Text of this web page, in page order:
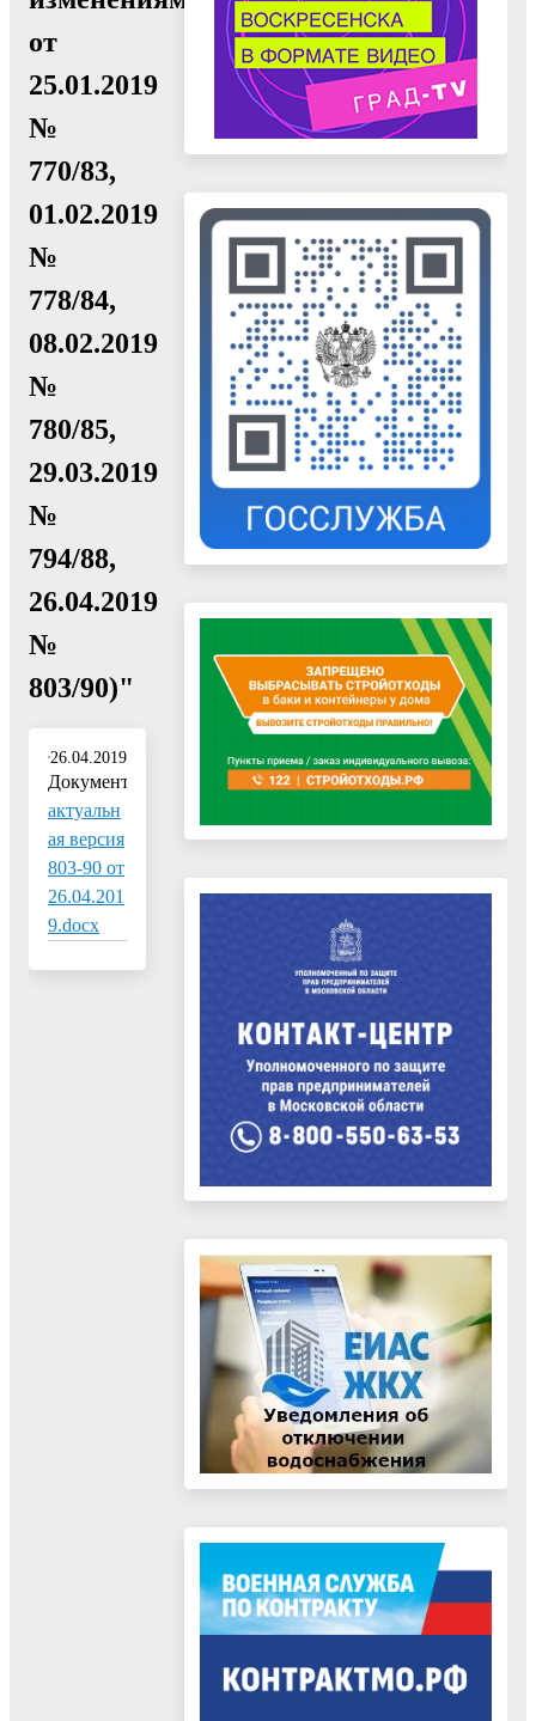
от
25.01.2019
№
770/83,
01.02.2019
№
778/84,
08.02.2019
№
780/85,
29.03.2019
№
794/88,
26.04.2019
№
803/90)"
26.04.2019
Документ:
актуальн
ая версия
803-90 от
26.04.201
9.docx